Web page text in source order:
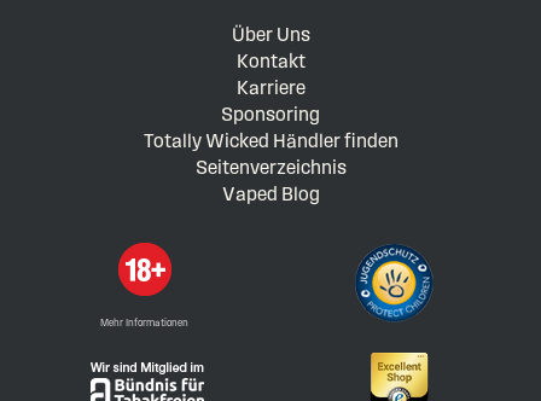
Über Uns
Kontakt
Karriere
Sponsoring
Totally Wicked Händler finden
Seitenverzeichnis
Vaped Blog
Mehr Informationen